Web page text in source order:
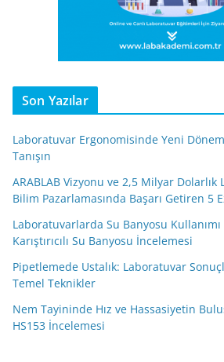
Son Yazılar
Laboratuvar Ergonomisinde Yeni
Tanışın
ARABLAB Vizyonu ve 2,5 Milyar Dolarlık
Bilim Pazarlamasında Başarı Getiren 5
Laboratuvarlarda Su Banyosu
Karıştırıcılı Su Banyosu İncelemesi
Pipetlemede Ustalık: Laboratuvar
Temel Teknikler
Nem Tayininde Hız ve Hassasiyetin
HS153 İncelemesi